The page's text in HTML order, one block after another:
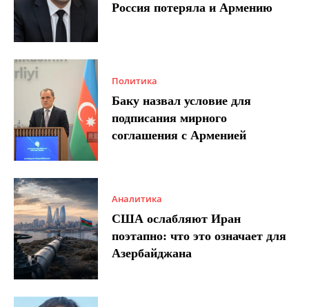
Россия потеряла и Армению
Политика
Баку назвал условие для
подписания мирного
соглашения с Арменией
Аналитика
США ослабляют Иран
поэтапно: что это означает для
Азербайджана